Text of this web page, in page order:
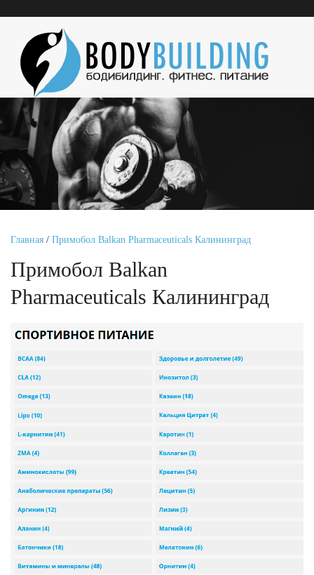
Главная / Примобол Balkan Pharmaceuticals Калининград
Примобол Balkan
Pharmaceuticals Калининград